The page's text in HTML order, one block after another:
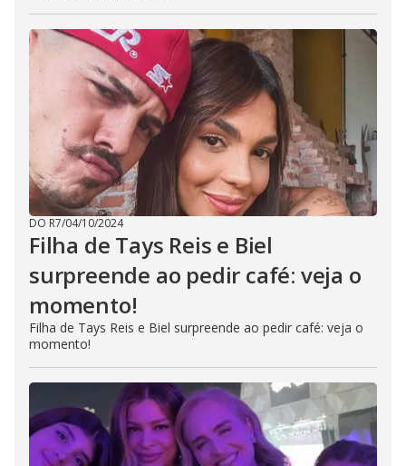
DO R7/04/10/2024
Filha de Tays Reis e Biel
surpreende ao pedir café: veja o
momento!
Filha de Tays Reis e Biel surpreende ao pedir café: veja o
momento!